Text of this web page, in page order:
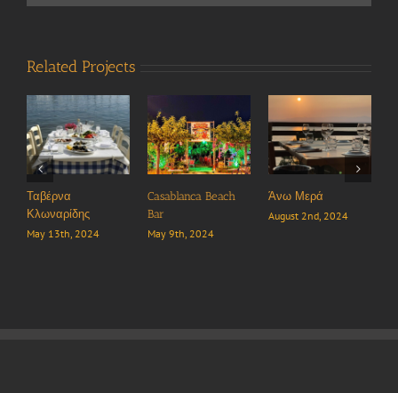
Related Projects
2024
Casablanca Beach
Bar
May 9th, 2024
Άνω Μερά
August 2nd, 2024
Έξις
June 7th, 2024